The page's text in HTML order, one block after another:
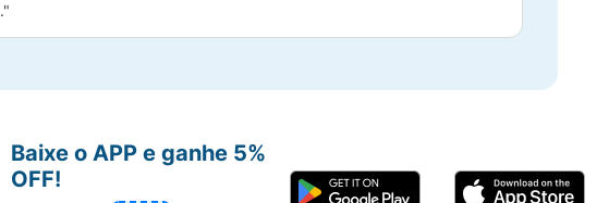
Baixe o APP e ganhe 5%
OFF!